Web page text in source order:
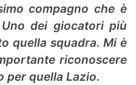
compagno che è
dei giocatori più
quella squadra. Mi è
riconoscere
per quella Lazio.